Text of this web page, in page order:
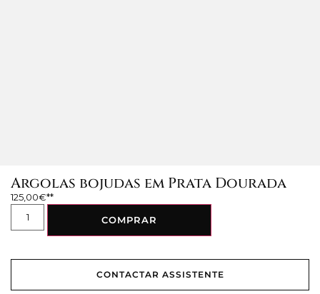
Argolas bojudas em Prata Dourada
125,00€
COMPRAR
CONTACTAR ASSISTENTE